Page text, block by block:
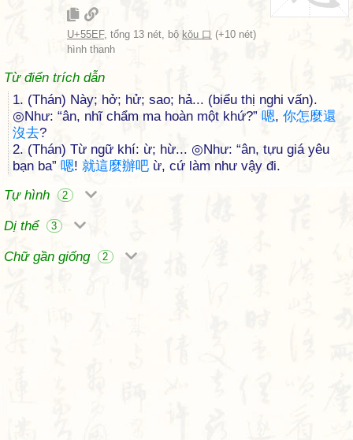
U+55EF, tổng 13 nét, bộ kǒu 口 (+10 nét)
hình thanh
Từ điển trích dẫn
1. (Thán) Này; hở; hử; sao; hả... (biểu thị nghi vấn).
◎Như: “ân, nhĩ chẩm ma hoàn một khứ?” 嗯, 你怎麼還
沒去?
2. (Thán) Từ ngữ khí: ừ; hừ... ◎Như: “ân, tựu giá yêu
bạn ba” 嗯! 就這麼辦吧 ừ, cứ làm như vậy đi.
Tự hình
2
Dị thể 3
Chữ gần giống 2